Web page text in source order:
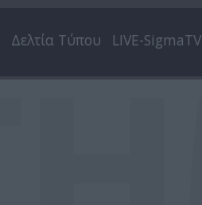
Δελτία Τύπου LIVE-SigmaTV